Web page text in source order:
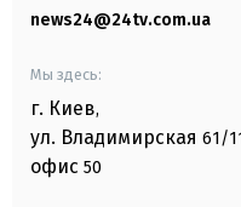
news24@24tv.com.ua
Мы здесь:
г. Киев,
ул. Владимирская 61/
офис 50